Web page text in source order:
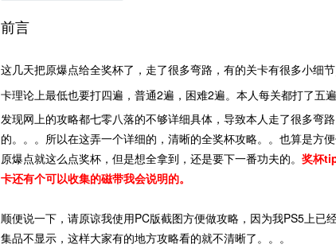
前言
这几天把原爆点给全奖杯了，走了很多弯路，有的关卡有很多小细节
卡理论上最低也要打四遍，普通2遍，困难2遍。本人每关都打了五
发现网上的攻略都七零八落的不够详细具体，导致本人走了很多弯
的。。。所以在这弄一个详细的，清晰的全奖杯攻略。。也算是方
原爆点就这么点奖杯，但是想全拿到，还是要下一番功夫的。 奖杯
卡还有个可以收集的磁带我会说明的。
顺便说一下，请原谅我使用PC版截图方便做攻略，因为我PS5上
集品不显示，这样大家有的地方攻略看的就不清晰了。。。